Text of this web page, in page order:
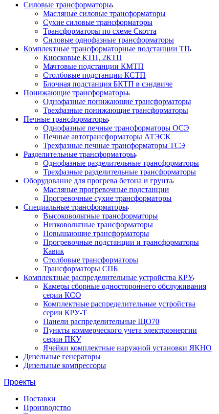
Силовые трансформаторы
Масляные силовые трансформаторы
Сухие силовые трансформаторы
Трансформаторы по схеме Скотта
Силовые однофазные трансформаторы
Комплектные трансформаторные подстанции ТП
Киосковые КТП, 2КТП
Мачтовые подстанции КМТП
Столбовые подстанции КСТП
Блочная подстанция БКТП в сэндвиче
Понижающие трансформаторы
Однофазные понижающие трансформаторы
Трехфазные понижающие трансформаторы
Печные трансформаторы
Однофазные печные трансформаторы ОСЭ
Печные автотрансформаторы АТЭСК
Трехфазные печные трансформаторы ТСЭ
Разделительные трансформаторы
Однофазные разделительные трансформаторы
Трехфазные разделительные трансформаторы
Оборудование для прогрева бетона и грунта
Масляные прогревочные подстанции
Прогревочные сухие трансформаторы
Специальные трансформаторы
Высоковольтные трансформаторы
Низковольтные трансформаторы
Повышающие трансформаторы
Прогревочные подстанции и трансформаторы
Кавик
Столбовые трансформаторы
Трансформаторы СПБ
Комплектные распределительные устройства КРУ
Камеры сборные одностороннего обслуживания
серии КСО
Комплектные распределительные устройства
серии КРУ-Т
Панели распределительные ЩО70
Пункты коммерческого учета электроэнергии
серии ПКУ
Ячейки комплектные наружной установки ЯКНО
Дизельные генераторы
Дизельные компрессоры
Проекты
Поставки
Производство